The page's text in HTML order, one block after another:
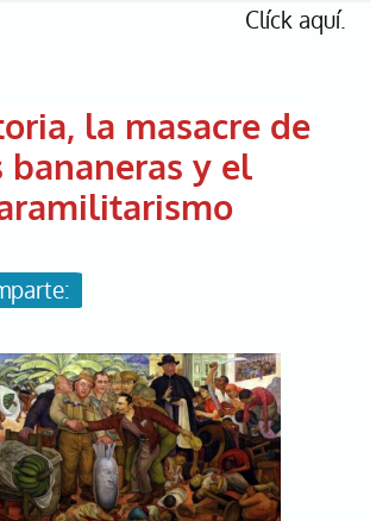
Clíck aquí.
la masacre de
bananeras y el